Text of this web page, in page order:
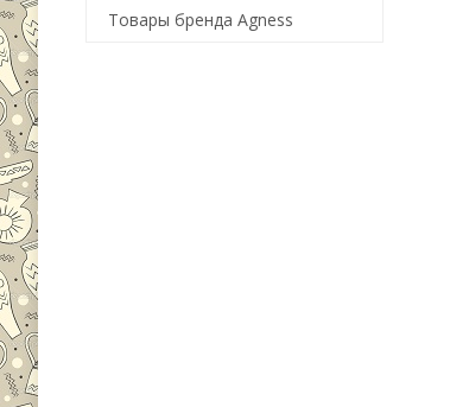
Товары бренда Agness